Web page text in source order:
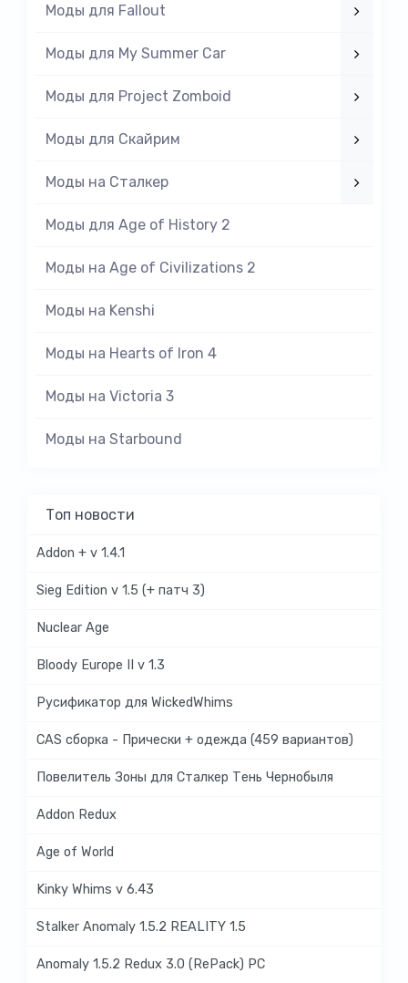
Моды для Fallout
Моды для My Summer Car
Моды для Project Zomboid
Моды для Скайрим
Моды на Cталкер
Моды для Age of History 2
Моды на Age of Civilizations 2
Моды на Kenshi
Моды на Hearts of Iron 4
Моды на Victoria 3
Моды на Starbound
Топ новости
Addon + v 1.4.1
Sieg Edition v 1.5 (+ патч 3)
Nuclear Age
Bloody Europe II v 1.3
Русификатор для WickedWhims
CAS сборка - Прически + одежда (459 вариантов)
Повелитель Зоны для Сталкер Тень Чернобыля
Addon Redux
Age of World
Kinky Whims v 6.43
Stalker Anomaly 1.5.2 REALITY 1.5
Anomaly 1.5.2 Redux 3.0 (RePack) PC